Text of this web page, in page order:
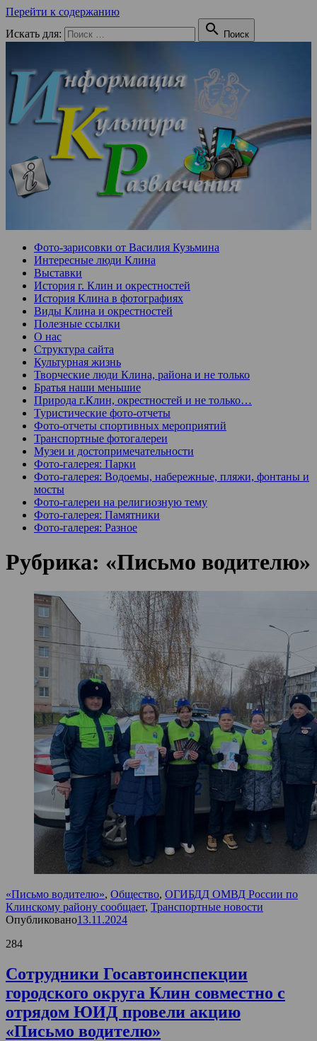
Перейти к содержанию
Искать для:
 Поиск
Фото-зарисовки от Василия Кузьмина
Интересные люди Клина
Выставки
История г. Клин и окрестностей
История Клина в фотографиях
Виды Клина и окрестностей
Полезные ссылки
О нас
Структура сайта
Культурная жизнь
Творческие люди Клина, района и не только
Братья наши меньшие
Природа г.Клин, окрестностей и не только…
Туристические фото-отчеты
Фото-отчеты спортивных мероприятий
Транспортные фотогалереи
Музеи и достопримечательности
Фото-галерея: Парки
Фото-галерея: Водоемы, набережные, пляжи, фонтаны и
мосты
Фото-галереи на религиозную тему
Фото-галерея: Памятники
Фото-галерея: Разное
Рубрика: «Письмо водителю»
«Письмо водителю», Общество, ОГИБДД ОМВД России по
Клинскому району сообщает, Транспортные новости
Опубликовано13.11.2024
284
Сотрудники Госавтоинспекции
городского округа Клин совместно с
отрядом ЮИД провели акцию
«Письмо водителю»